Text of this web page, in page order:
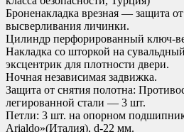
Броненакладка врезная — защита
высверливания личинки.
Цилиндр перфорированный ключ-
Накладка со шторкой на
эксцентрик для плотности двери.
Ночная независимая задвижка.
Защита от снятия полотна:
легированной стали — 3 шт.
Петли: 3 шт. на опорном
Arialdo»(Италия), d-22 мм.